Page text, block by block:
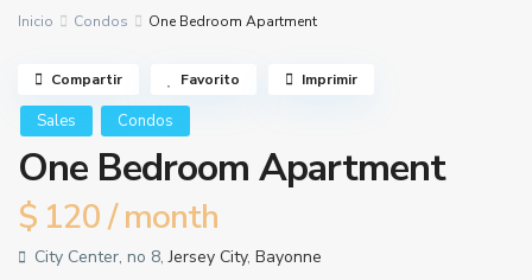
Inicio Condos One Bedroom Apartment
Sales Condos
One Bedroom Apartment
$ 120/ month
City Center, no 8,Jersey City, Bayonne
Compartir Favorito Imprimir